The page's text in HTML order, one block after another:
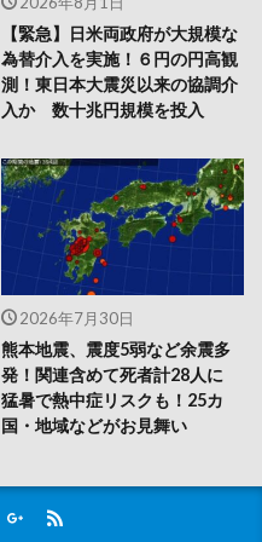
【緊急】日米両政府が大規模な
為替介入を実施！６円の円高観
測！東日本大震災以来の協調介
入か 数十兆円規模を投入
2026年7月30日
熊本地震、震度5弱など余震多
発！関連含めて死者計28人に
猛暑で熱中症リスクも！25カ
国・地域などがお見舞い